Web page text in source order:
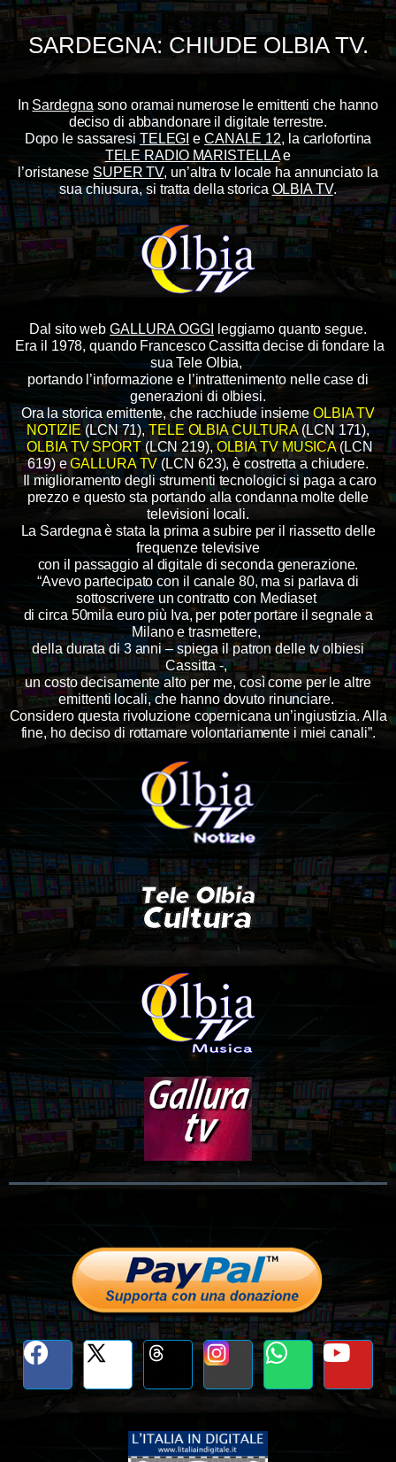
SARDEGNA: CHIUDE OLBIA TV.
In Sardegna sono oramai numerose le emittenti che hanno
deciso di abbandonare il digitale terrestre.
Dopo le sassaresi TELEGI e CANALE 12, la carlofortina
TELE RADIO MARISTELLAe
l’oristaneseSUPER TV, un’altra tv locale ha annunciato la
sua chiusura, si tratta della storicaOLBIA TV.
Dal sito webGALLURA OGGI
leggiamo quanto segue.
Era il 1978, quando Francesco Cassitta decise di fondare la
sua Tele Olbia,
portando l’informazione e l’intrattenimento nelle case di
generazioni di olbiesi.
Ora la storica emittente, che racchiude insiemeOLBIA TV
NOTIZIE(LCN 71),TELE OLBIA CULTURA(LCN 171),
OLBIA TV SPORT(LCN 219),OLBIA TV MUSICA(LCN
619) eGALLURA TV(LCN 623),è costretta a chiudere.
Il miglioramento degli strumenti tecnologici si paga a caro
prezzo e questo sta portando alla condanna molte delle
televisioni locali.
La Sardegna è stata la prima a subire per il riassetto delle
frequenze televisive
con il passaggio al digitale di seconda generazione.
“Avevo partecipato con il canale 80, ma si parlava di
sottoscrivere un contratto con Mediaset
di circa 50mila euro più Iva, per poter portare il segnale a
Milano e trasmettere,
della durata di 3 anni – spiega il patron delle tv olbiesi
Cassitta -,
un costo decisamente alto per me, così come per le altre
emittenti locali, che hanno dovuto rinunciare.
Considero questa rivoluzione copernicana un’ingiustizia. Alla
fine, ho deciso di rottamare volontariamente i miei canali”.